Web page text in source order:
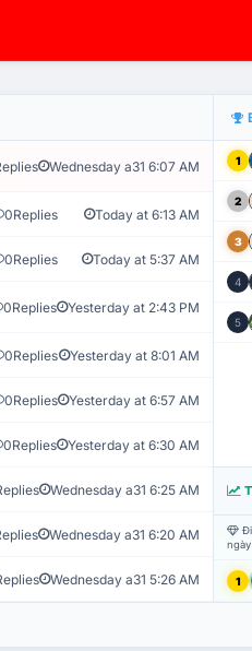
HỆ THỐNG GIÁM SÁT TỰ
Wednesday a31 6:07 AM
0Replies Today at 6:13 AM
0Replies Today at 5:37 AM
0Replies Yesterday at 2:43 PM
0Replies Yesterday at 8:01 AM
0Replies Yesterday at 6:57 AM
0Replies Yesterday at 6:30 AM
Wednesday a31 6:25 AM
Wednesday a31 6:20 AM
Wednesday a31 5:26 AM
1
2
3
4
5
1